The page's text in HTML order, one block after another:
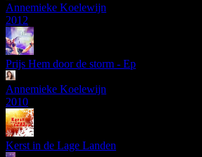
Annemieke Koelewijn
2012
Prijs Hem door de storm - Ep
Annemieke Koelewijn
2010
Kerst in de Lage Landen